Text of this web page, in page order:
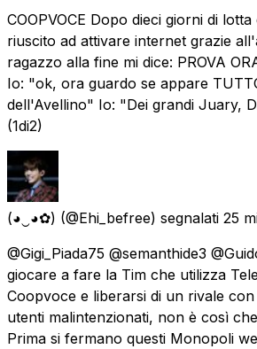
COOPVOCE Dopo dieci giorni di
riuscito ad attivare internet grazie
ragazzo alla fine mi dice: PROVA
Io: "ok, ora guardo se appare
dell'Avellino" Io: "Dei grandi Juary,
(1di2)
(◕‿◕✿) (@Ehi_befree) segnalati 25
@Gigi_Piada75 @semanthide3
giocare a fare la Tim che utilizza
Coopvoce e liberarsi di un rivale
utenti malintenzionati, non è così
Prima si fermano questi Monopoli